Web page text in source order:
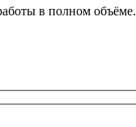
в полном объёме.